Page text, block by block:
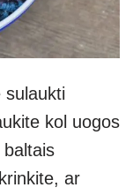
sulaukti
kol uogos
ar